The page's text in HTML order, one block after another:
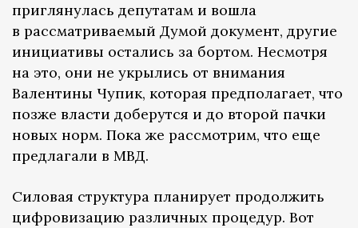
приглянулась депутатам и вошла
в рассматриваемый Думой документ, другие
инициативы остались за бортом. Несмотря
на это, они не укрылись от внимания
Валентины Чупик, которая предполагает, что
позже власти доберутся и до второй пачки
новых норм. Пока же рассмотрим, что еще
предлагали в МВД.
Силовая структура планирует продолжить
цифровизацию различных процедур. Вот